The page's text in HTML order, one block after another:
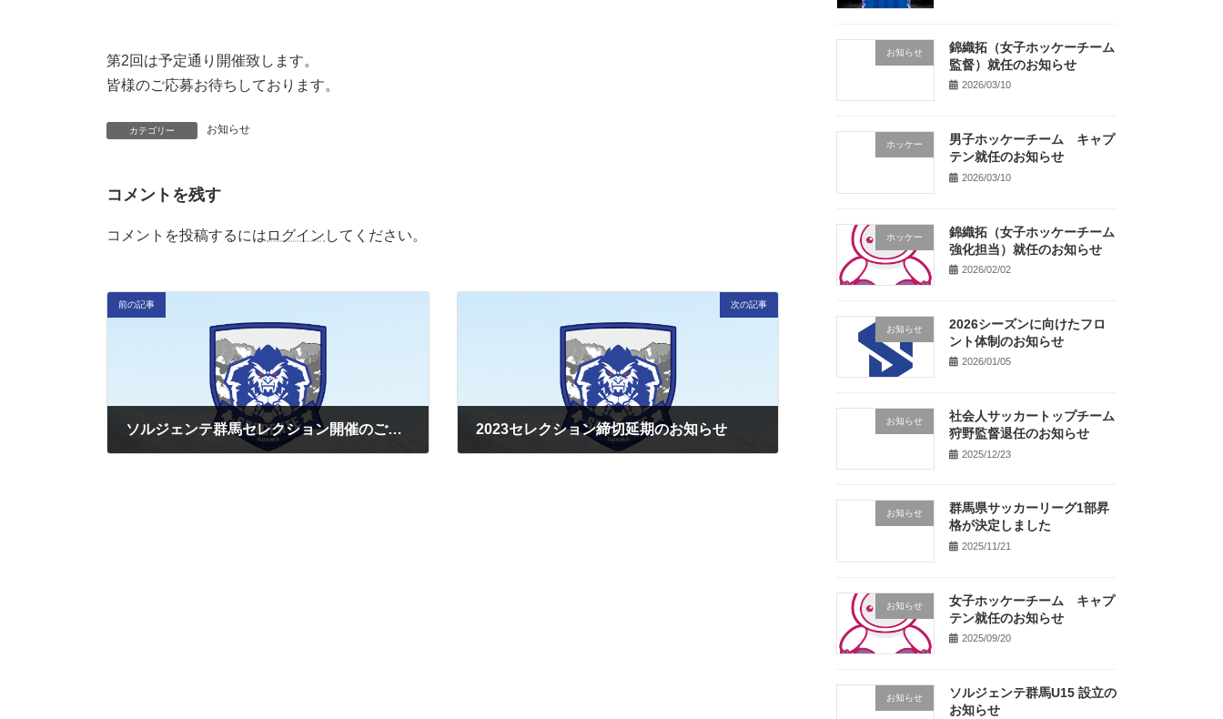
第2回は予定通り開催致します。
皆様のご応募お待ちしております。
カテゴリー お知らせ
コメントを残す
コメントを投稿するには ログイン してください。
前の記事
ソルジェンテ群馬セレクション開催のご案内
次の記事
2023セレクション締切延期のお知らせ
お知らせ
錦織拓（女子ホッケーチーム
監督）就任のお知らせ
2026/03/10
ホッケー
男子ホッケーチーム キャプ
テン就任のお知らせ
2026/03/10
ホッケー
錦織拓（女子ホッケーチーム
強化担当）就任のお知らせ
2026/02/02
お知らせ
2026シーズンに向けたフロ
ント体制のお知らせ
2026/01/05
お知らせ
社会人サッカートップチーム
狩野監督退任のお知らせ
2025/12/23
お知らせ
群馬県サッカーリーグ1部昇
格が決定しました
2025/11/21
お知らせ
女子ホッケーチーム キャプ
テン就任のお知らせ
2025/09/20
お知らせ
ソルジェンテ群馬U15 設立の
お知らせ